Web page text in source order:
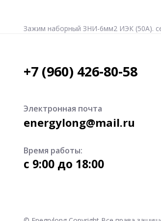
Зажим наборный ЗНИ-6мм2 ИЭК (50А).
+7 (960) 426-80-58
Электронная почта
energylong@mail.ru
Время работы:
c 9:00 до 18:00